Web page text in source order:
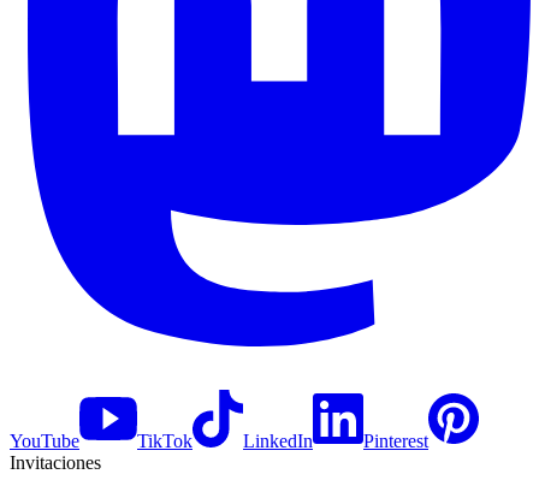
YouTube TikTok LinkedIn
Pinterest
Invitaciones